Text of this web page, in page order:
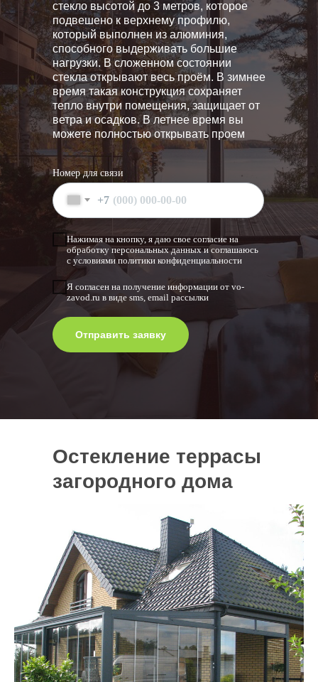
стекло высотой до 3 метров, которое
подвешено к верхнему профилю,
который выполнен из алюминия,
способного выдерживать большие
нагрузки. В сложенном состоянии
стекла открывают весь проём. В зимнее
время такая конструкция сохраняет
тепло внутри помещения, защищает от
ветра и осадков. В летнее время вы
можете полностью открывать проем
Номер для связи
+7
Нажимая на кнопку, я даю свое согласие на
обработку персональных данных и соглашаюсь
с условиями политики конфиденциальности
Я согласен на получение информации от vo-
zavod.ru в виде sms, email рассылки
Отправить заявку
Остекление террасы
загородного дома